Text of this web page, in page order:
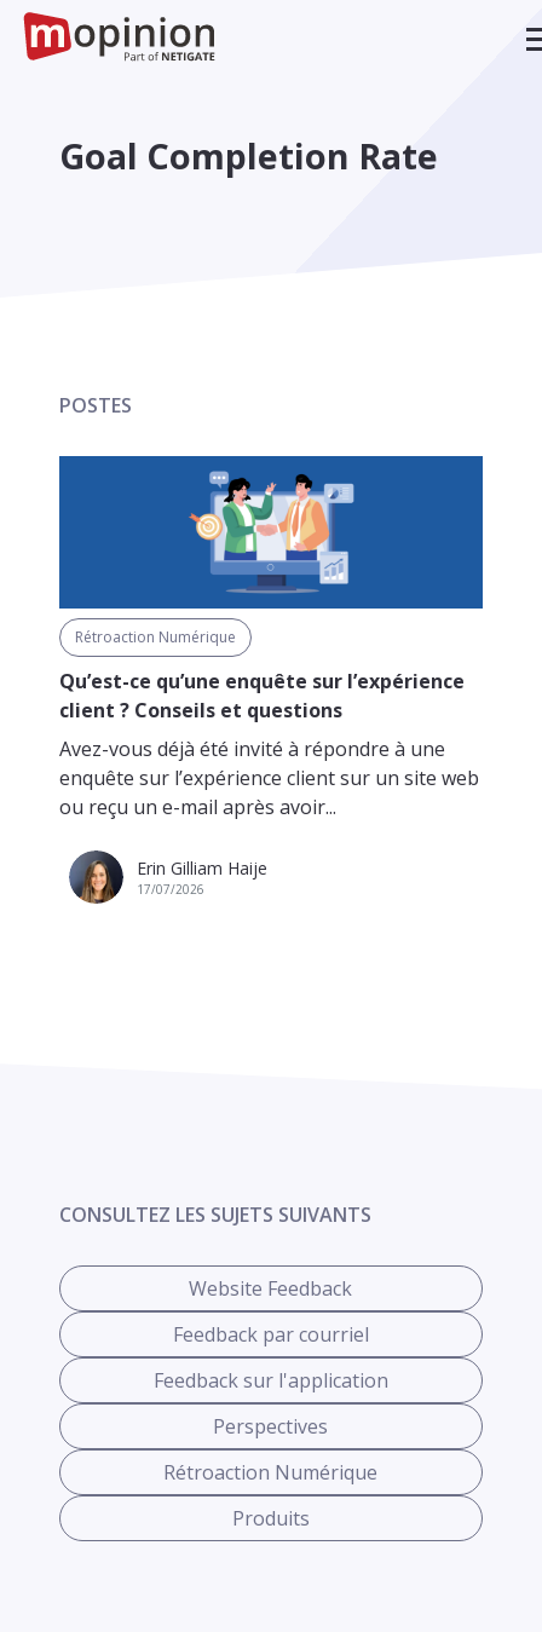
Goal Completion Rate
POSTES
Rétroaction Numérique
Qu’est-ce qu’une enquête sur l’expérience
client ? Conseils et questions
Avez-vous déjà été invité à répondre à une
enquête sur l’expérience client sur un site web
ou reçu un e-mail après avoir...
Erin Gilliam Haije
17/07/2026
CONSULTEZ LES SUJETS SUIVANTS
Website Feedback
Feedback par courriel
Feedback sur l'application
Perspectives
Rétroaction Numérique
Produits